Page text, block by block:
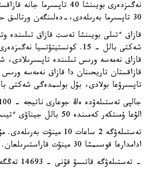
نەگىزدەرى بويىنشا 40 تاپسىرما
30 تاپسىرما بەرىلەدى،-دەلىنگەن ورتالىق حابارلاماسىندا.
قازاق ءتىلى بويىنشا تەست قازاق تىلىندە
شەكتى بالل - 15. كونستيتۋتسيا
قازاقستان تاريحىنان دا قازاق نەمەسە
تاپسىرۋعا بولادى، بۇل بولىمدەگى شەكتى
الۋعا ۇمىتكەر كەمىندە 50 بالل جيناۋى ءتيىس.
تەستىلەۋگە 2 ساعات 10 مينۋت
ادامدارعا قوسىمشا 30 مينۋت قاراستىرىلعان.
- تەستىلەۋگە